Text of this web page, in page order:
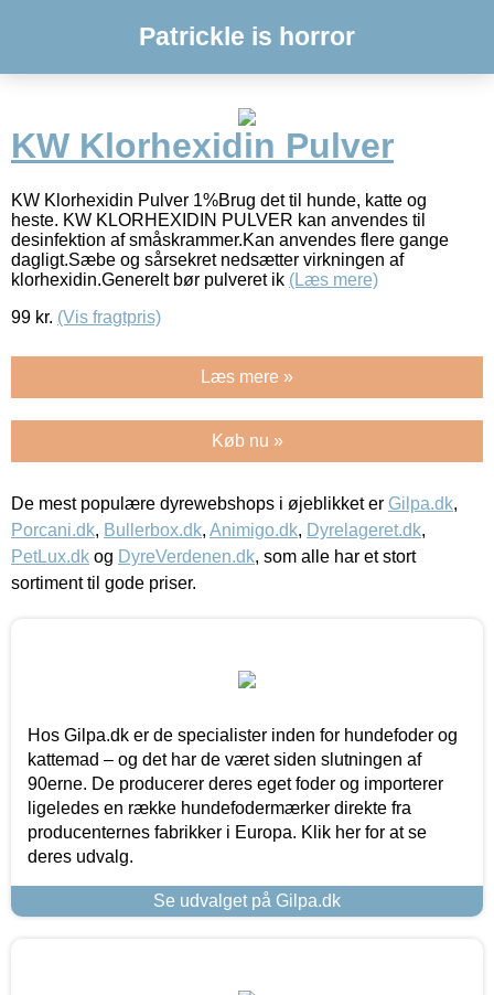
Patrickle is horror
KW Klorhexidin Pulver
KW Klorhexidin Pulver 1%Brug det til hunde, katte og
heste. KW KLORHEXIDIN PULVER kan anvendes til
desinfektion af småskrammer.Kan anvendes flere gange
dagligt.Sæbe og sårsekret nedsætter virkningen af
klorhexidin.Generelt bør pulveret ik (Læs mere)
99 kr. (Vis fragtpris)
Læs mere »
Køb nu »
De mest populære dyrewebshops i øjeblikket er Gilpa.dk,
Porcani.dk, Bullerbox.dk, Animigo.dk, Dyrelageret.dk,
PetLux.dk og DyreVerdenen.dk, som alle har et stort
sortiment til gode priser.
Hos Gilpa.dk er de specialister inden for hundefoder og
kattemad – og det har de været siden slutningen af
90erne. De producerer deres eget foder og importerer
ligeledes en række hundefodermærker direkte fra
producenternes fabrikker i Europa. Klik her for at se
deres udvalg.
Se udvalget på Gilpa.dk